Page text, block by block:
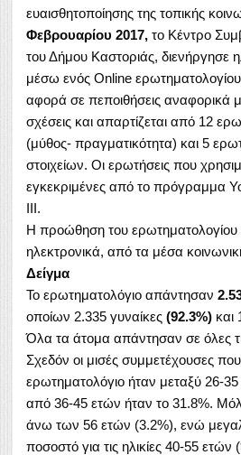
ευαισθητοποίησης της τοπικής
Φεβρουαρίου 2017, το Κέντρο
του Δήμου Καστοριάς, διενήργησε
μέσω ενός Online
αφορά σε πεποιθήσεις αναφορικά
σχέσεις και απαρτίζεται από 12
(μύθος- πραγματικότητα) και 5
στοιχείων. Οι ερωτήσεις που
εγκεκριμένες από το πρόγραμμα
III.
Η προώθηση του ερωτηματολογίου
ηλεκτρονικά, από τα μέσα
Δείγμα
Το ερωτηματολόγιο απάντησαν
οποίων 2.335 γυναίκες (92.3%) και
Όλα τα άτομα απάντησαν σε όλες
Σχεδόν οι μισές συμμετέχουσες
ερωτηματολόγιο ήταν μεταξύ 26-
από 36-45 ετών ήταν το 31.8%.
άνω των 56 ετών (3.2%), ενώ
ποσοστό για τις ηλικίες 40-55